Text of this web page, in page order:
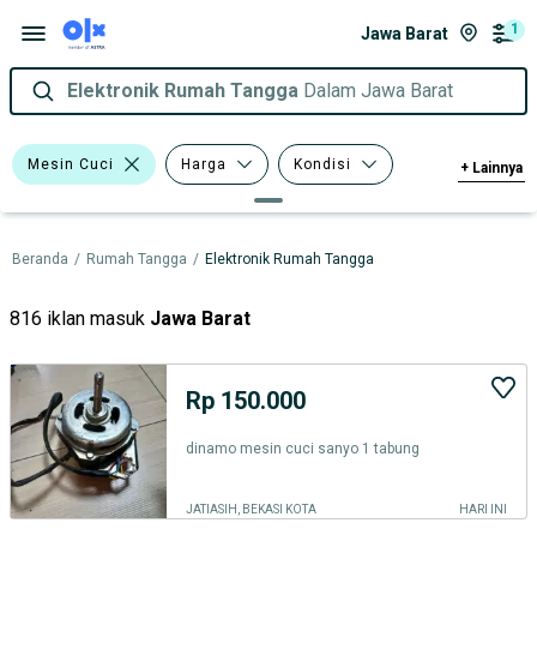
Jawa Barat 1
Elektronik Rumah Tangga Dalam Jawa Barat
Mesin Cuci Harga Kondisi
Tipe
+ Lainnya
Beranda / Rumah Tangga / Elektronik Rumah Tangga
816 iklan masuk Jawa Barat
Rp 150.000
dinamo mesin cuci sanyo 1 tabung
JATIASIH, BEKASI KOTA HARI INI